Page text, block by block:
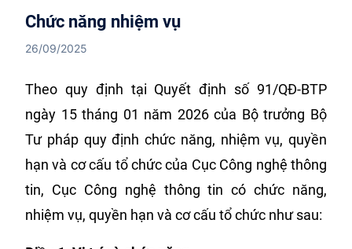
Chức năng nhiệm vụ
26/09/2025
Theo quy định tại Quyết định số 91/QĐ-BTP
ngày 15 tháng 01 năm 2026 của Bộ trưởng Bộ
Tư pháp quy định chức năng, nhiệm vụ, quyền
hạn và cơ cấu tổ chức của Cục Công nghệ thông
tin, Cục Công nghệ thông tin có chức năng,
nhiệm vụ, quyền hạn và cơ cấu tổ chức như sau: